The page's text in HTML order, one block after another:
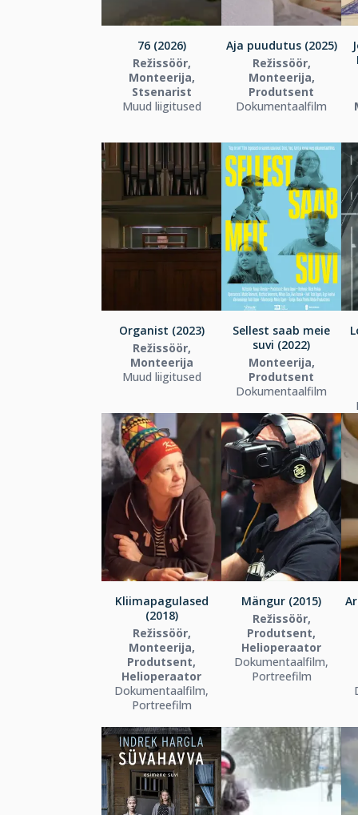
76 (2026)
Režissöör,
Monteerija,
Stsenarist
Muud liigitused
Aja puudutus (2025)
Režissöör,
Monteerija,
Produtsent
Dokumentaalfilm
Organist (2023)
Režissöör,
Monteerija
Muud liigitused
Sellest saab meie
suvi (2022)
Monteerija,
Produtsent
Dokumentaalfilm
Kliimapagulased
(2018)
Režissöör,
Monteerija,
Produtsent,
Helioperaator
Dokumentaalfilm,
Portreefilm
Mängur (2015)
Režissöör,
Produtsent,
Helioperaator
Dokumentaalfilm,
Portreefilm